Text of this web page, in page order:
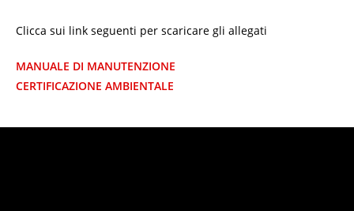
Clicca sui link seguenti per scaricare gli allegati
MANUALE DI MANUTENZIONE
CERTIFICAZIONE AMBIENTALE